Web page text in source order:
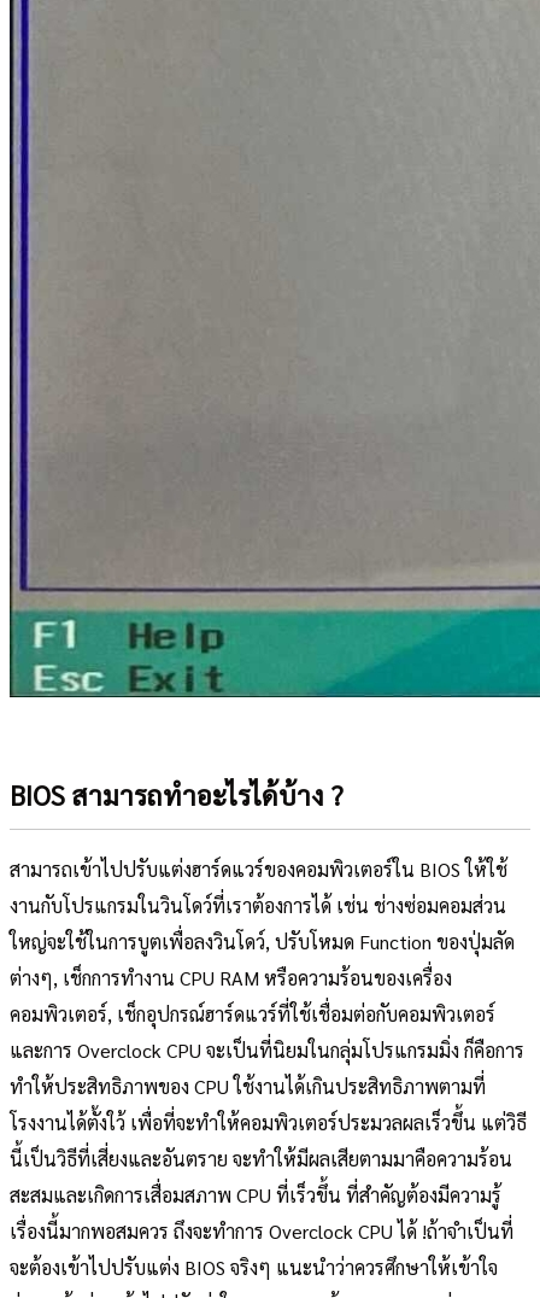
BIOS สามารถทำอะไรได้บ้าง ?
สามารถเข้าไปปรับแต่งฮาร์ดแวร์ของคอมพิวเตอร์ใน BIOS ให้ใช้
งานกับโปรแกรมในวินโดว์ที่เราต้องการได้ เช่น ช่างซ่อมคอมส่วน
ใหญ่จะใช้ในการบูตเพื่อลงวินโดว์, ปรับโหมด Function ของปุ่มลัด
ต่างๆ, เช็กการทำงาน CPU RAM หรือความร้อนของเครื่อง
คอมพิวเตอร์, เช็กอุปกรณ์ฮาร์ดแวร์ที่ใช้เชื่อมต่อกับคอมพิวเตอร์
และการ Overclock CPU จะเป็นที่นิยมในกลุ่มโปรแกรมมิ่ง ก็คือการ
ทำให้ประสิทธิภาพของ CPU ใช้งานได้เกินประสิทธิภาพตามที่
โรงงานได้ตั้งใว้ เพื่อที่จะทำให้คอมพิวเตอร์ประมวลผลเร็วขึ้น แต่วิธี
นี้เป็นวิธีที่เสี่ยงและอันตราย จะทำให้มีผลเสียตามมาคือความร้อน
สะสมและเกิดการเสื่อมสภาพ CPU ที่เร็วขึ้น ที่สำคัญต้องมีความรู้
เรื่องนี้มากพอสมควร ถึงจะทำการ Overclock CPU ได้ !ถ้าจำเป็นที่
จะต้องเข้าไปปรับแต่ง BIOS จริงๆ แนะนำว่าควรศึกษาให้เข้าใจ